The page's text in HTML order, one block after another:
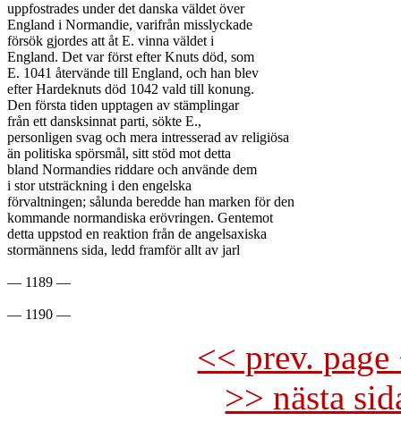
uppfostrades under det danska väldet över
England i Normandie, varifrån misslyckade
försök gjordes att åt E. vinna väldet i
England. Det var först efter Knuts död, som
E. 1041 återvände till England, och han blev
efter Hardeknuts död 1042 vald till konung.
Den första tiden upptagen av stämplingar
från ett dansksinnat parti, sökte E.,
personligen svag och mera intresserad av religiösa
än politiska spörsmål, sitt stöd mot detta
bland Normandies riddare och använde dem
i stor utsträckning i den engelska
förvaltningen; sålunda beredde han marken för den
kommande normandiska erövringen. Gentemot
detta uppstod en reaktion från de angelsaxiska
stormännens sida, ledd framför allt av jarl
— 1189 —
<< prev.
>> nästa